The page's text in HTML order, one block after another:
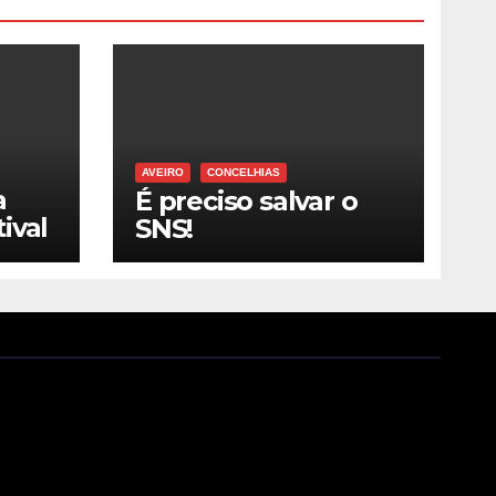
AVEIRO CONCELHIAS
É preciso salvar o
SNS!